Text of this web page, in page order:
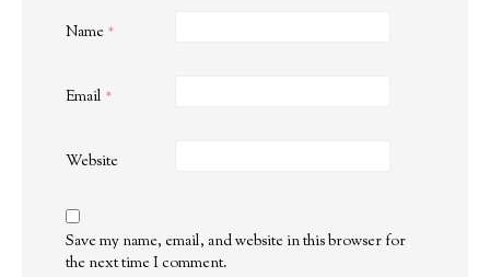
Name *
Email *
Website
Save my name, email, and website in this browser for
the next time I comment.